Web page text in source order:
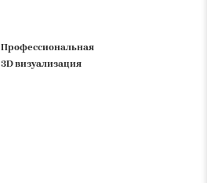
Профессиональная
3D визуализация